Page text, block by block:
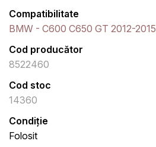
Compatibilitate
BMW - C600 C650 GT 2012-2015
Cod producător
8522460
Cod stoc
14360
Condiție
Folosit